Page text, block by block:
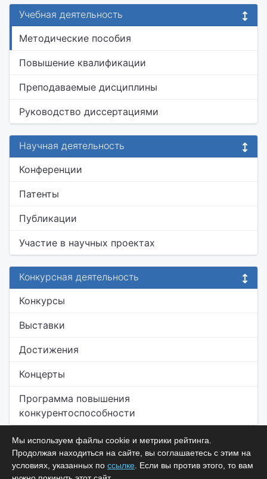
Учебная деятельность
Методические пособия
Повышение квалификации
Преподаваемые дисциплины
Руководство диссертациями
Научная деятельность
Конференции
Патенты
Публикации
Участие в научных проектах
Конкурсная деятельность
Конкурсы
Выставки
Достижения
Концерты
Программа повышения
конкурентоспособности
Мы используем файлы cookie и метрики рейтинга.
Продолжая находиться на сайте, вы соглашаетесь с этим на
условиях, указанных по ссылке . Если вы против этого, то вам